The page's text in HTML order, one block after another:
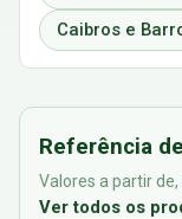
Caibros e
Referência
Valores a partir
Ver todos os